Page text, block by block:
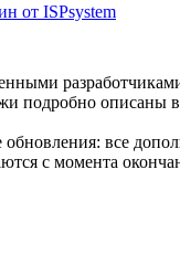
от ISPsystem
подробно описаны в
все
с момента